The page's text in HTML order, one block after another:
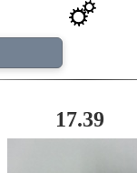
17.39